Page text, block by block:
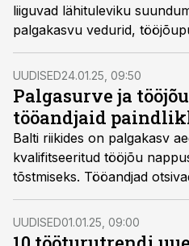
liiguvad lähituleviku
palgakasvu vedurid,
maksumuudatuste mõju ja
ajal.
UUDISED24.01.25, 09:50
Palgasurve ja
tööandjaid
Balti riikides on palgakasv
kvalifitseeritud tööjõu
tõstmiseks. Tööandjad
töötajate hoidmise ja
üha enam tähelepanu
digitaliseerimisele.
UUDISED01.01.25, 09:00